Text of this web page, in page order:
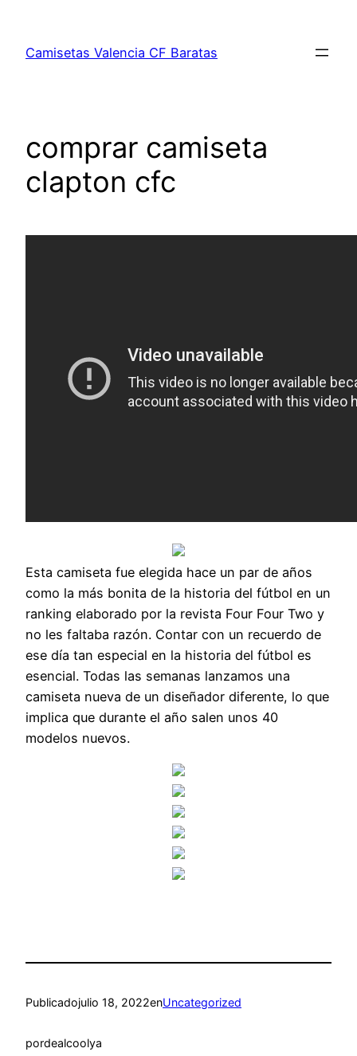
contenido
Camisetas Valencia CF Baratas
comprar camiseta
clapton cfc
Esta camiseta fue elegida hace un par de años
como la más bonita de la historia del fútbol en un
ranking elaborado por la revista Four Four Two y
no les faltaba razón. Contar con un recuerdo de
ese día tan especial en la historia del fútbol es
esencial. Todas las semanas lanzamos una
camiseta nueva de un diseñador diferente, lo que
implica que durante el año salen unos 40
modelos nuevos.
Publicadojulio 18, 2022enUncategorized
pordealcoolya